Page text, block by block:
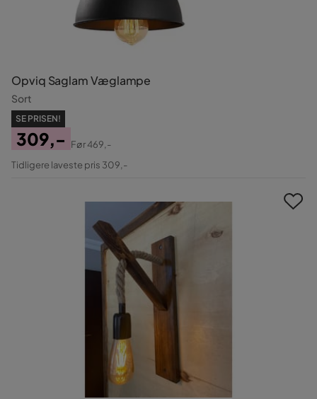
Opviq Saglam Væglampe
Sort
SE PRISEN!
Pris
309,-
Original
Før469,-
Tidligere laveste pris 309,-